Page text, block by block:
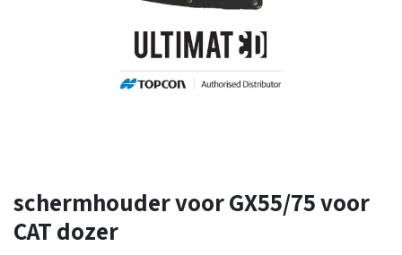
schermhouder voor GX55/75 voor
CAT dozer